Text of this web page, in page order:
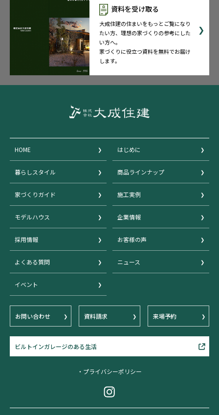
資料を受け取る
大成住建の住まいをもっとご覧になり
たい方、理想の家づくりの参考にした
い方へ。
家づくりに役立つ資料を無料でお届け
します。
HOME はじめに
暮らしスタイル 商品ラインナップ
家づくりガイド 施工実例
モデルハウス 企業情報
採用情報 お客様の声
よくある質問 ニュース
イベント
お問い合わせ 資料請求 来場予約
ビルトインガレージのある生活
・プライバシーポリシー